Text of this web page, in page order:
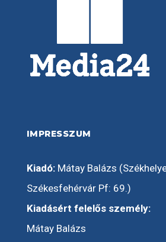
IMPRESSZUM
Kiadó:Mátay Balázs
Székesfehérvár Pf: 69.)
Kiadásért felelős személy:
Mátay Balázs